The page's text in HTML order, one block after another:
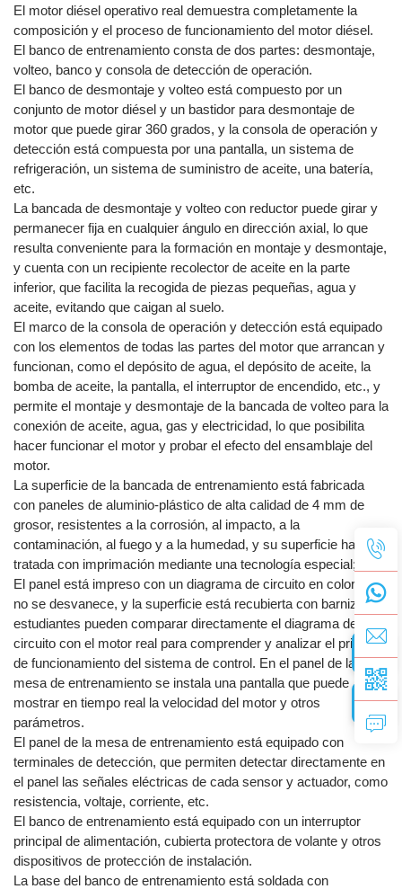
El motor diésel operativo real demuestra completamente la
composición y el proceso de funcionamiento del motor diésel.
El banco de entrenamiento consta de dos partes: desmontaje,
volteo, banco y consola de detección de operación.
El banco de desmontaje y volteo está compuesto por un
conjunto de motor diésel y un bastidor para desmontaje de
motor que puede girar 360 grados, y la consola de operación y
detección está compuesta por una pantalla, un sistema de
refrigeración, un sistema de suministro de aceite, una batería,
etc.
La bancada de desmontaje y volteo con reductor puede girar y
permanecer fija en cualquier ángulo en dirección axial, lo que
resulta conveniente para la formación en montaje y desmontaje,
y cuenta con un recipiente recolector de aceite en la parte
inferior, que facilita la recogida de piezas pequeñas, agua y
aceite, evitando que caigan al suelo.
El marco de la consola de operación y detección está equipado
con los elementos de todas las partes del motor que arrancan y
funcionan, como el depósito de agua, el depósito de aceite, la
bomba de aceite, la pantalla, el interruptor de encendido, etc., y
permite el montaje y desmontaje de la bancada de volteo para la
conexión de aceite, agua, gas y electricidad, lo que posibilita
hacer funcionar el motor y probar el efecto del ensamblaje del
motor.
La superficie de la bancada de entrenamiento está fabricada
con paneles de aluminio-plástico de alta calidad de 4 mm de
grosor, resistentes a la corrosión, al impacto, a la
contaminación, al fuego y a la humedad, y su superficie ha sido
tratada con imprimación mediante una tecnología especial;
El panel está impreso con un diagrama de circuito en color que
no se desvanece, y la superficie está recubierta con barniz; los
estudiantes pueden comparar directamente el diagrama de
circuito con el motor real para comprender y analizar el principio
de funcionamiento del sistema de control. En el panel de la
mesa de entrenamiento se instala una pantalla que puede
mostrar en tiempo real la velocidad del motor y otros
parámetros.
El panel de la mesa de entrenamiento está equipado con
terminales de detección, que permiten detectar directamente en
el panel las señales eléctricas de cada sensor y actuador, como
resistencia, voltaje, corriente, etc.
El banco de entrenamiento está equipado con un interruptor
principal de alimentación, cubierta protectora de volante y otros
dispositivos de protección de instalación.
La base del banco de entrenamiento está soldada con